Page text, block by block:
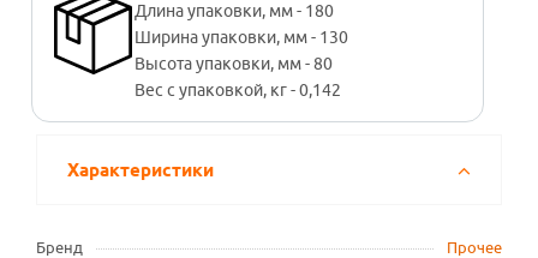
Длина упаковки, мм - 180
Ширина упаковки, мм - 130
Высота упаковки, мм - 80
Вес с упаковкой, кг - 0,142
Характеристики
Бренд
Прочее